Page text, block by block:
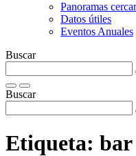
Panoramas
Datos útiles
Eventos Anuales
Buscar
Buscar
Etiqueta: bar